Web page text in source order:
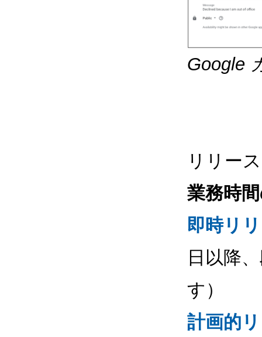
Google
リリー
業務時
即時リ
日以降
す）
計画的